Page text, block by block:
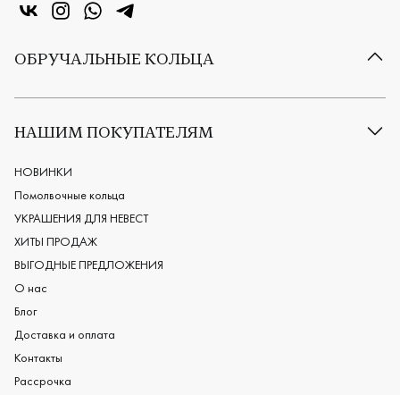
«Центр колец» в VK
«Центр колец» в Instagram
«Центр колец» в Whatsapp
«Центр колец» в Telegram
ОБРУЧАЛЬНЫЕ КОЛЬЦА
Все обручальные кольца
Европейские обручальные кольца
Мужские обручальные кольца
Женские обручальные кольца
Обручальные кольца из платины
Дизайнерские обручальные кольца
Черные обручальные кольца
НАШИМ ПОКУПАТЕЛЯМ
НОВИНКИ
Помолвочные кольца
УКРАШЕНИЯ ДЛЯ НЕВЕСТ
ХИТЫ ПРОДАЖ
ВЫГОДНЫЕ ПРЕДЛОЖЕНИЯ
О нас
Блог
Доставка и оплата
Контакты
Рассрочка